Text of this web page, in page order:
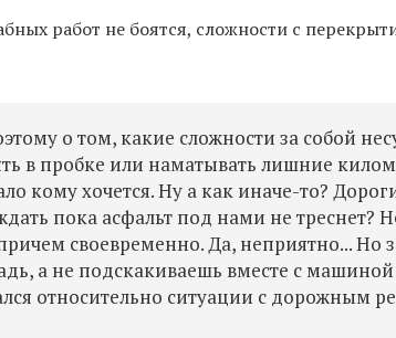
работ не боятся, сложности с
о том, какие сложности за собой
в пробке или наматывать лишние
кому хочется. Ну а как иначе-то?
пока асфальт под нами не треснет?
своевременно. Да, неприятно... Но
а не подскакиваешь вместе с
относительно ситуации с дорожным